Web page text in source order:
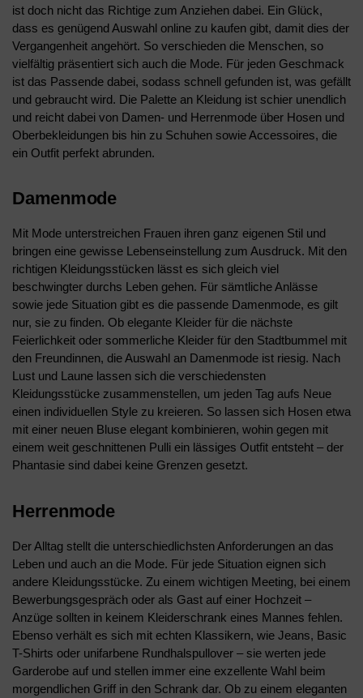
ist doch nicht das Richtige zum Anziehen dabei. Ein Glück,
dass es genügend Auswahl online zu kaufen gibt, damit dies der
Vergangenheit angehört. So verschieden die Menschen, so
vielfältig präsentiert sich auch die Mode. Für jeden Geschmack
ist das Passende dabei, sodass schnell gefunden ist, was gefällt
und gebraucht wird. Die Palette an Kleidung ist schier unendlich
und reicht dabei von Damen- und Herrenmode über Hosen und
Oberbekleidungen bis hin zu Schuhen sowie Accessoires, die
ein Outfit perfekt abrunden.
Damenmode
Mit Mode unterstreichen Frauen ihren ganz eigenen Stil und
bringen eine gewisse Lebenseinstellung zum Ausdruck. Mit den
richtigen Kleidungsstücken lässt es sich gleich viel
beschwingter durchs Leben gehen. Für sämtliche Anlässe
sowie jede Situation gibt es die passende Damenmode, es gilt
nur, sie zu finden. Ob elegante Kleider für die nächste
Feierlichkeit oder sommerliche Kleider für den Stadtbummel mit
den Freundinnen, die Auswahl an Damenmode ist riesig. Nach
Lust und Laune lassen sich die verschiedensten
Kleidungsstücke zusammenstellen, um jeden Tag aufs Neue
einen individuellen Style zu kreieren. So lassen sich Hosen etwa
mit einer neuen Bluse elegant kombinieren, wohin gegen mit
einem weit geschnittenen Pulli ein lässiges Outfit entsteht – der
Phantasie sind dabei keine Grenzen gesetzt.
Herrenmode
Der Alltag stellt die unterschiedlichsten Anforderungen an das
Leben und auch an die Mode. Für jede Situation eignen sich
andere Kleidungsstücke. Zu einem wichtigen Meeting, bei einem
Bewerbungsgespräch oder als Gast auf einer Hochzeit –
Anzüge sollten in keinem Kleiderschrank eines Mannes fehlen.
Ebenso verhält es sich mit echten Klassikern, wie Jeans, Basic
T-Shirts oder unifarbene Rundhalspullover – sie werten jede
Garderobe auf und stellen immer eine exzellente Wahl beim
morgendlichen Griff in den Schrank dar. Ob zu einem eleganten